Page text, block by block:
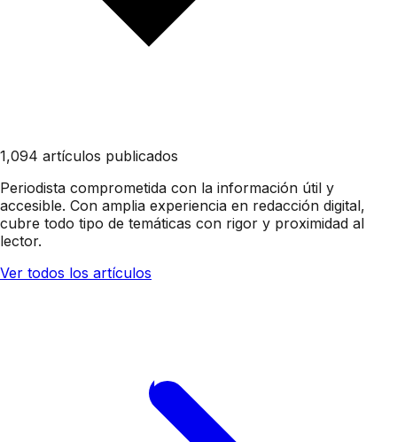
1,094 artículos publicados
Periodista comprometida con la información útil y
accesible. Con amplia experiencia en redacción digital,
cubre todo tipo de temáticas con rigor y proximidad al
lector.
Ver todos los artículos